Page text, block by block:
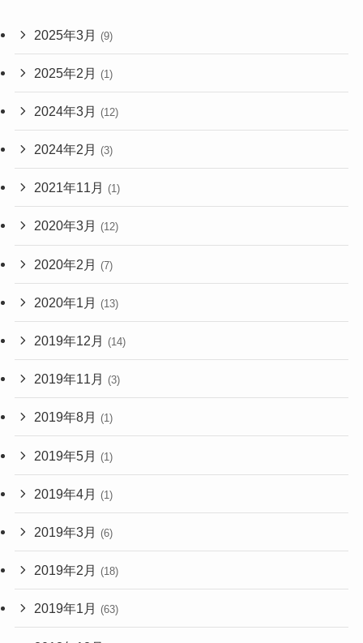
2025年3月 (9)
2025年2月 (1)
2024年3月 (12)
2024年2月 (3)
2021年11月 (1)
2020年3月 (12)
2020年2月 (7)
2020年1月 (13)
2019年12月 (14)
2019年11月 (3)
2019年8月 (1)
2019年5月 (1)
2019年4月 (1)
2019年3月 (6)
2019年2月 (18)
2019年1月 (63)